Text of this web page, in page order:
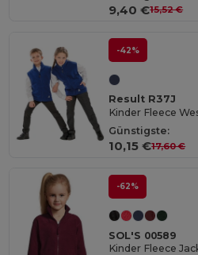
9,40 €15,52 €
-42%
Result R37J
Günstigste:
10,15 €17,60 €
-62%
SOL'S 00589
Kinder Fleece